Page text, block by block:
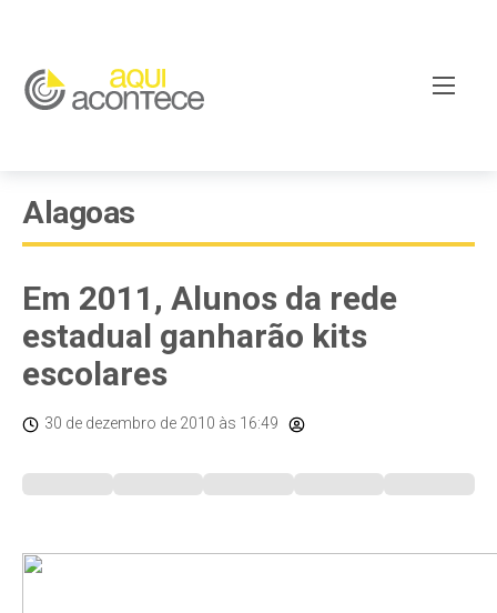
Alagoas
Em 2011, Alunos da rede
estadual ganharão kits
escolares
30 de dezembro de 2010 às 16:49